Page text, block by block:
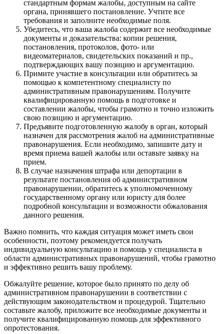
стандартным формам жалобы, доступным на сайте
органа, принявшего постановление. Учтите все
требования и заполните необходимые поля.
Убедитесь, что ваша жалоба содержит все необходимые
документы и доказательства: копии решения,
постановления, протоколов, фото- или
видеоматериалов, свидетельских показаний и пр.,
подтверждающих вашу позицию и аргументацию.
Примите участие в консультации или обратитесь за
помощью к компетентному специалисту по
административным правонарушениям. Получите
квалифицированную помощь в подготовке и
составлении жалобы, чтобы грамотно и точно изложить
свою позицию и аргументацию.
Предъявите подготовленную жалобу в орган, который
назначен для рассмотрения жалоб на административные
правонарушения. Если необходимо, запишите дату и
время приема вашей жалобы или оставьте заявку на
прием.
В случае назначения штрафа или депортации в
результате постановления об административном
правонарушении, обратитесь к уполномоченному
государственному органу или юристу для более
подробной консультации и возможности обжалования
данного решения.
Важно помнить, что каждая ситуация может иметь свои
особенности, поэтому рекомендуется получать
индивидуальную консультацию и помощь у специалиста в
области административных правонарушений, чтобы грамотно
и эффективно решить вашу проблему.
Обжалуйте решение, которое было принято по делу об
административном правонарушении в соответствии с
действующим законодательством и процедурой. Тщательно
составьте жалобу, приложите все необходимые документы и
получите квалифицированную помощь для эффективного
опротестования.